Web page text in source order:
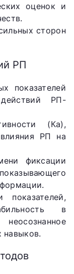
оценок и
сторон
РП
показателей
РП-
(Ка),
РП на
фиксации
показателей,
в
навыков.